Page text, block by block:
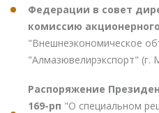
Федерации в совет
комиссию
"Внешнеэкономическое
"Алмазювелирэкспорт" (г.
Распоряжение
169-рп "О специальном